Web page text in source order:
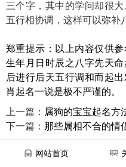
三个字，其中的学问却很
五行相协调，这样可以弥补
郑重提示：以上内容仅供
生年月日时辰之八字先天
后进行后天五行调和而起
肖起名一说是极不严谨的。
上一篇： 属狗的宝宝起名方
下一篇： 那些属相不合的情
网站首页